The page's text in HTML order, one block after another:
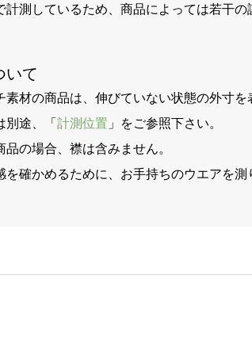
計測しているため、商品によっては若干の
いて
素材の商品は、伸びていない状態の外寸を
別途、「 計測位置 」をご参照下さい。
品の場合、襟は含みません。
を確かめるために、お手持ちのウエアを